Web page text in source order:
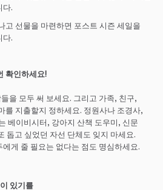
다.
고 선물을 마련하면 포스트 시즌 세일을
다.
확인하세요!
을 모두 써 보세요. 그리고 가족, 친구,
를 지출할지 정하세요. 정원사나 조경사,
베이비시터, 강아지 산책 도우미, 신문
돕고 싶었던 자선 단체도 잊지 마세요.
게 줄 필요는 없다는 점도 명심하세요.
있기를